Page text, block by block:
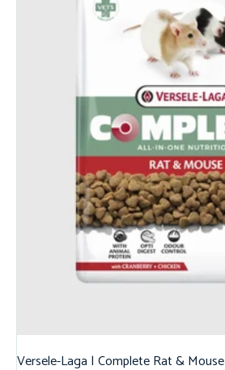
Versele-Laga | Complete Rat & Mouse